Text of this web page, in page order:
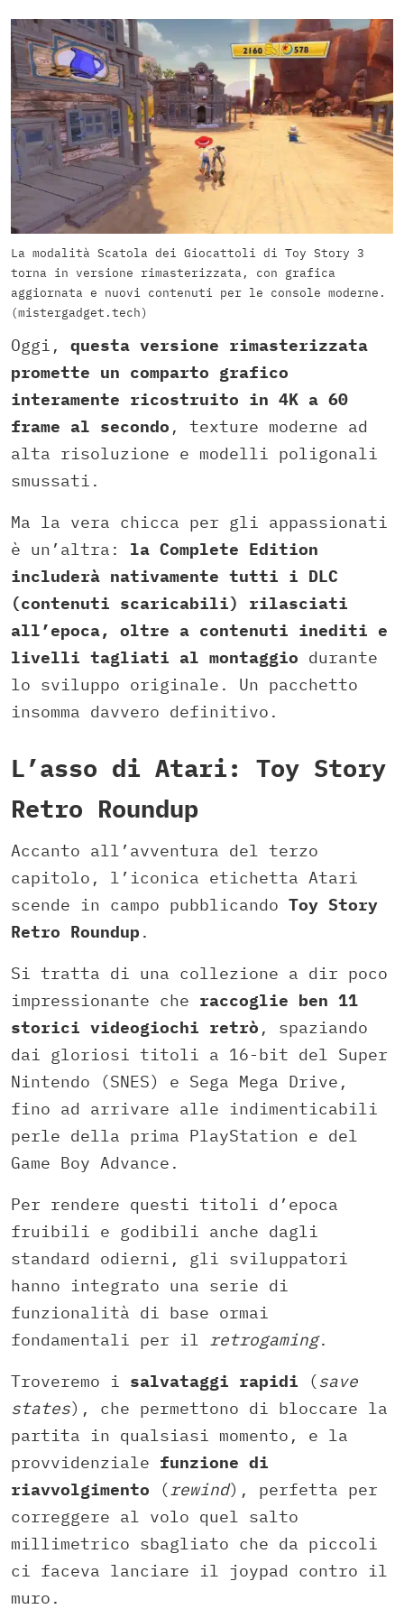
La modalità Scatola dei Giocattoli di Toy Story 3
torna in versione rimasterizzata, con grafica
aggiornata e nuovi contenuti per le console moderne.
(mistergadget.tech)
Oggi, questa versione rimasterizzata
promette un comparto grafico
interamente ricostruito in 4K a 60
frame al secondo , texture moderne ad
alta risoluzione e modelli poligonali
smussati.
Ma la vera chicca per gli appassionati
è un’altra: la Complete Edition
includerà nativamente tutti i DLC
(contenuti scaricabili) rilasciati
all’epoca, oltre a contenuti inediti e
livelli tagliati al montaggio durante
lo sviluppo originale. Un pacchetto
insomma davvero definitivo.
L’asso di Atari: Toy Story
Retro Roundup
Accanto all’avventura del terzo
capitolo, l’iconica etichetta Atari
scende in campo pubblicando Toy Story
Retro Roundup .
Si tratta di una collezione a dir poco
impressionante che raccoglie ben 11
storici videogiochi retrò , spaziando
dai gloriosi titoli a 16-bit del Super
Nintendo (SNES) e Sega Mega Drive,
fino ad arrivare alle indimenticabili
perle della prima PlayStation e del
Game Boy Advance.
Per rendere questi titoli d’epoca
fruibili e godibili anche dagli
standard odierni, gli sviluppatori
hanno integrato una serie di
funzionalità di base ormai
fondamentali per il retrogaming.
Troveremo i salvataggi rapidi (save
states), che permettono di bloccare la
partita in qualsiasi momento, e la
provvidenziale funzione di
riavvolgimento (rewind), perfetta per
correggere al volo quel salto
millimetrico sbagliato che da piccoli
ci faceva lanciare il joypad contro il
muro.